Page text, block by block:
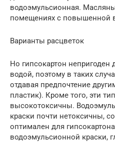
водоэмульсионная.
помещениях с повышенной
Варианты расцветок
Но гипсокартон непригоден
водой, поэтому в таких
отдавая предпочтение
пластик). Кроме того, эти
высокотоксичны.
краски почти нетоксичны,
оптимален для
водоэмульсионной краски,